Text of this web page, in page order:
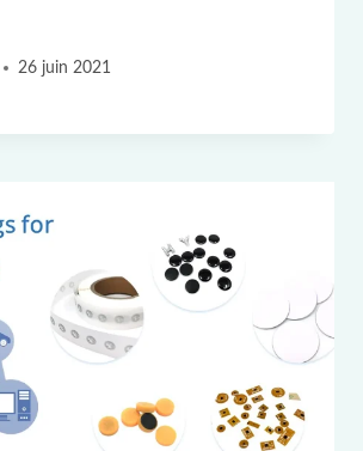
26 juin 2021